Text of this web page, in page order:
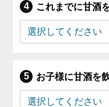
これまでに甘酒
お子様に甘酒を